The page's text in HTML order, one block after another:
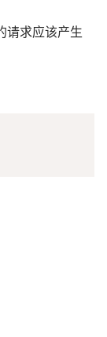
请求应该产生